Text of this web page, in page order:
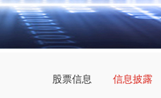
股票信息 信息披露